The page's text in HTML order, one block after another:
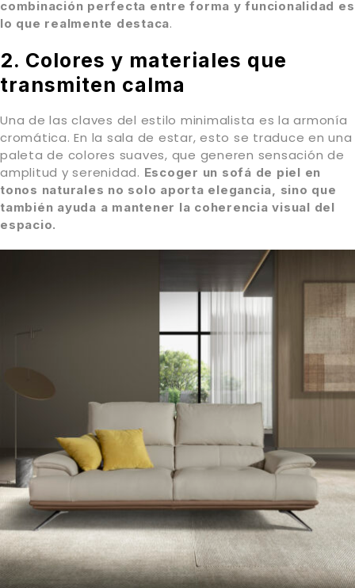
combinación perfecta entre forma y funcionalidad es
lo que realmente destaca.
2. Colores y materiales que
transmiten calma
Una de las claves del estilo minimalista es la armonía
cromática. En la sala de estar, esto se traduce en una
paleta de colores suaves, que generen sensación de
amplitud y serenidad. Escoger un sofá de piel en
tonos naturales no solo aporta elegancia, sino que
también ayuda a mantener la coherencia visual del
espacio.